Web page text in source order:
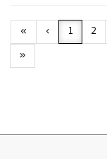
« ‹ 1 2
»